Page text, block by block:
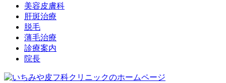
美容皮膚科
肝斑治療
脱毛
薄毛治療
診療案内
院長